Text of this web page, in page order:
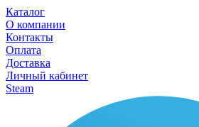
Каталог
О компании
Контакты
Оплата
Доставка
Личный кабинет
Steam